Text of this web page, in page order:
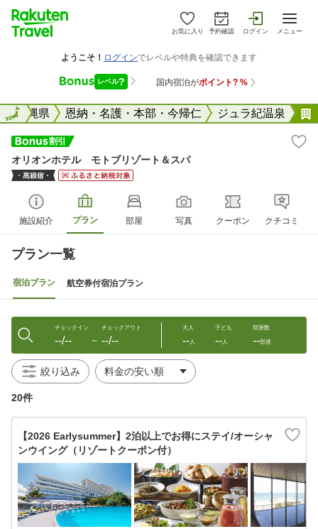
お気に入り 予約確認 ログイン メニュー
全国沖縄県 恩納・名護・本部・今帰仁 ジュラ紀温泉
全国
オリオンホテル モトブリゾート＆スパ
施設紹介 プラン 部屋 写真 クーポン クチコミ
プラン一覧
宿泊プラン 航空券付宿泊プラン
チェックイン
--/-- 〜
チェックアウト
--/--
大人
--人
子ども
--人
部屋数
--部屋
絞り込み
20件
【2026 Earlysummer】2泊以上でお得にステイ/オーシャ
ンウイング（リゾートクーポン付）